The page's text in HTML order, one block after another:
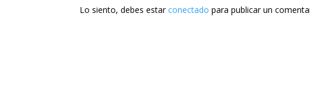
Lo siento, debes estarconectado para publicar un